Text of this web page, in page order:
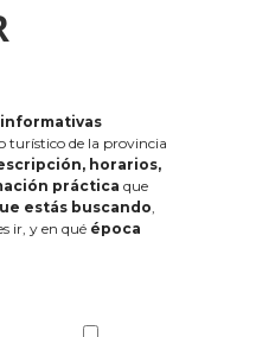
turístico de la provincia
horarios,
práctica que
estás buscando,
ir, y en qué época